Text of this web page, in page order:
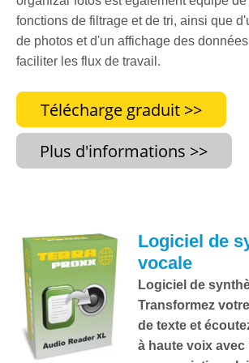
fonctions de filtrage et de tri, ainsi que
de photos et d'un affichage des
faciliter les flux de travail.
Logiciel de
vocale
Logiciel de
Transformez
de texte et
à haute voix avec